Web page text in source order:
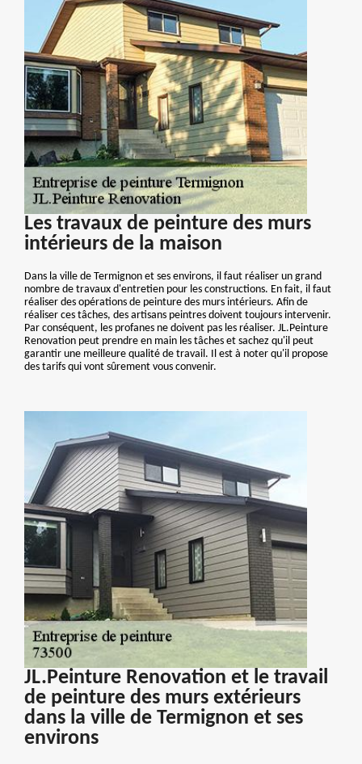
Les travaux de peinture des murs
intérieurs de la maison
Dans la ville de Termignon et ses environs, il faut réaliser un grand
nombre de travaux d'entretien pour les constructions. En fait, il faut
réaliser des opérations de peinture des murs intérieurs. Afin de
réaliser ces tâches, des artisans peintres doivent toujours intervenir.
Par conséquent, les profanes ne doivent pas les réaliser. JL.Peinture
Renovation peut prendre en main les tâches et sachez qu'il peut
garantir une meilleure qualité de travail. Il est à noter qu'il propose
des tarifs qui vont sûrement vous convenir.
JL.Peinture Renovation et le travail
de peinture des murs extérieurs
dans la ville de Termignon et ses
environs